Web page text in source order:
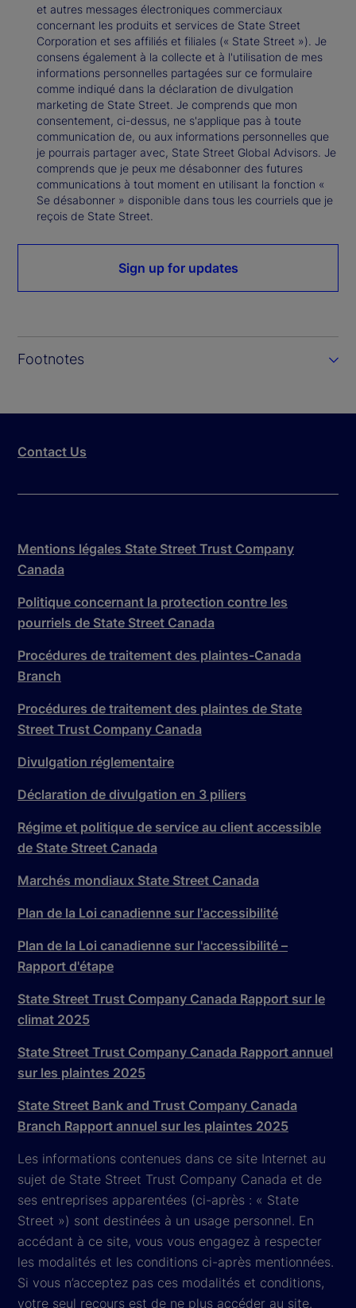
et autres messages électroniques commerciaux
concernant les produits et services de State Street
Corporation et ses affiliés et filiales (« State Street »). Je
consens également à la collecte et à l'utilisation de mes
informations personnelles partagées sur ce formulaire
comme indiqué dans la déclaration de divulgation
marketing de State Street. Je comprends que mon
consentement, ci-dessus, ne s'applique pas à toute
communication de, ou aux informations personnelles que
je pourrais partager avec, State Street Global Advisors. Je
comprends que je peux me désabonner des futures
communications à tout moment en utilisant la fonction «
Se désabonner » disponible dans tous les courriels que je
reçois de State Street.
Sign up for updates
Footnotes
Contact Us
Mentions légales State Street Trust Company
Canada
Politique concernant la protection contre les
pourriels de State Street Canada
Procédures de traitement des plaintes-Canada
Branch
Procédures de traitement des plaintes de State
Street Trust Company Canada
Divulgation réglementaire
Déclaration de divulgation en 3 piliers
Régime et politique de service au client accessible
de State Street Canada
Marchés mondiaux State Street Canada
Plan de la Loi canadienne sur l'accessibilité
Plan de la Loi canadienne sur l'accessibilité –
Rapport d'étape
State Street Trust Company Canada Rapport sur le
climat 2025
State Street Trust Company Canada Rapport annuel
sur les plaintes 2025
State Street Bank and Trust Company Canada
Branch Rapport annuel sur les plaintes 2025
Les informations contenues dans ce site Internet au
sujet de State Street Trust Company Canada et de
ses entreprises apparentées (ci-après : « State
Street ») sont destinées à un usage personnel. En
accédant à ce site, vous vous engagez à respecter
les modalités et les conditions ci-après mentionnées.
Si vous n’acceptez pas ces modalités et conditions,
votre seul recours est de ne plus accéder au site.